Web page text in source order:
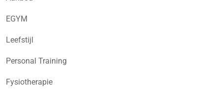
EGYM
Leefstijl
Personal Training
Fysiotherapie